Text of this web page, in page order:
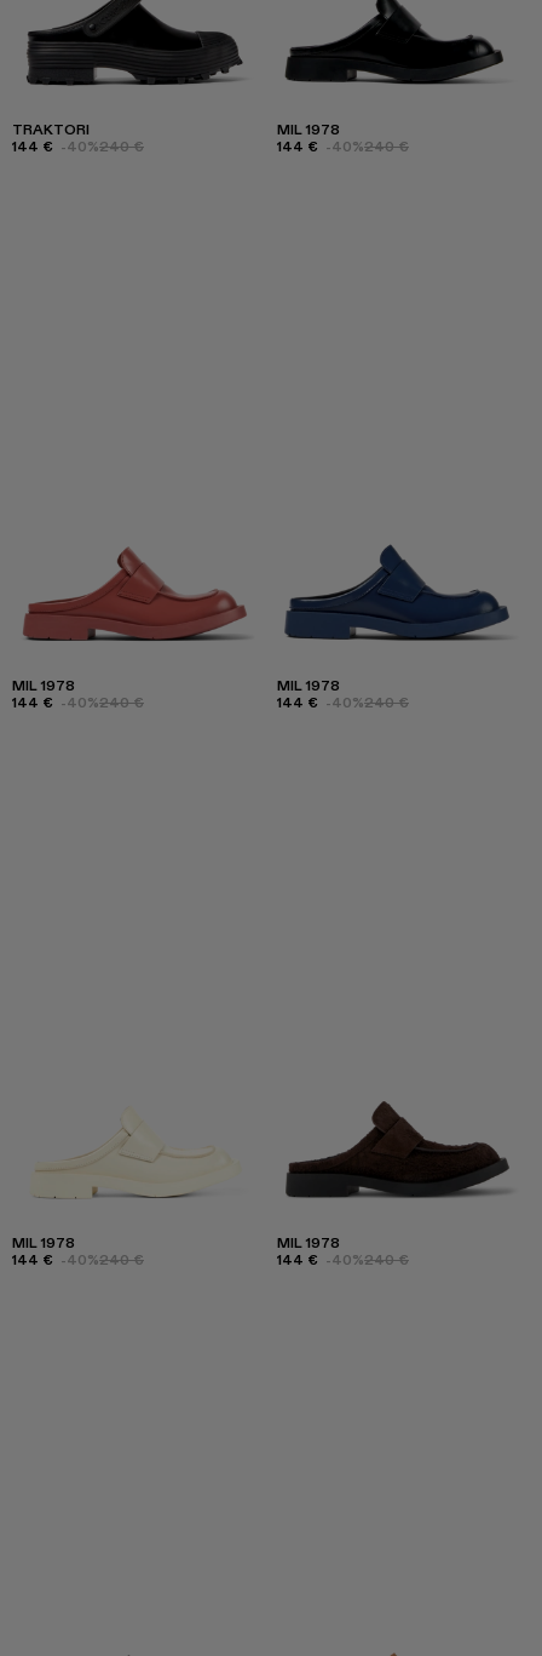
TRAKTORI
144 € -40%240 €
MIL 1978
144 € -40%240 €
MIL 1978
144 € -40%240 €
MIL 1978
144 € -40%240 €
MIL 1978
144 € -40%240 €
MIL 1978
144 € -40%240 €